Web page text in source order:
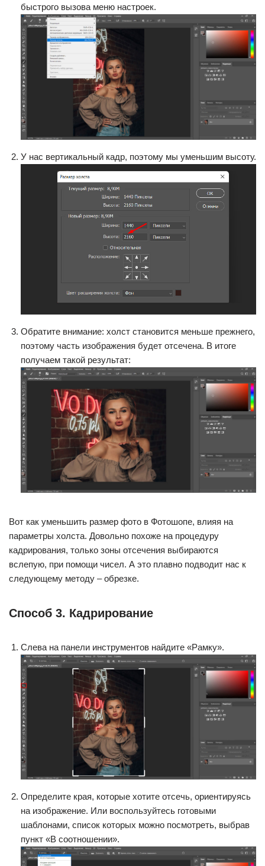
быстрого вызова меню настроек.
У нас вертикальный кадр, поэтому мы уменьшим высоту.
Обратите внимание: холст становится меньше прежнего,
поэтому часть изображения будет отсечена. В итоге
получаем такой результат:
Вот как уменьшить размер фото в Фотошопе, влияя на
параметры холста. Довольно похоже на процедуру
кадрирования, только зоны отсечения выбираются
вслепую, при помощи чисел. А это плавно подводит нас к
следующему методу – обрезке.
Способ 3. Кадрирование
Слева на панели инструментов найдите «Рамку».
Определите края, которые хотите отсечь, ориентируясь
на изображение. Или воспользуйтесь готовыми
шаблонами, список которых можно посмотреть, выбрав
пункт «В соотношении».